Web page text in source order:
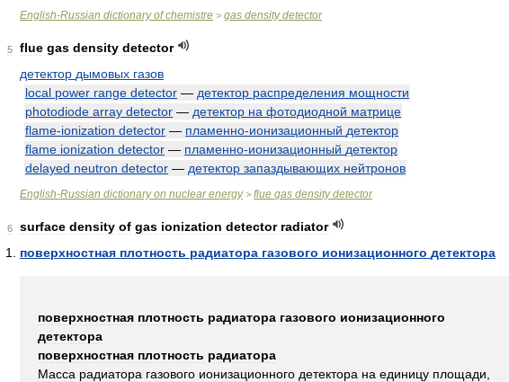
English-Russian dictionary of chemistre > gas density detector
5 flue gas density detector
детектор дымовых газов
local power range detector — детектор распределения мощности
photodiode array detector — детектор на фотодиодной матрице
flame-ionization detector — пламенно-ионизационный детектор
flame ionization detector — пламенно-ионизационный детектор
delayed neutron detector — детектор запаздывающих нейтронов
English-Russian dictionary on nuclear energy> flue gas density detector
6 surface density of gas ionization detector radiator
поверхностная плотность радиатора газового ионизационного детектора
поверхностная плотность радиатора газового ионизационного
детектора
поверхностная плотность радиатора
Масса радиатора газового ионизационного детектора на единицу площади